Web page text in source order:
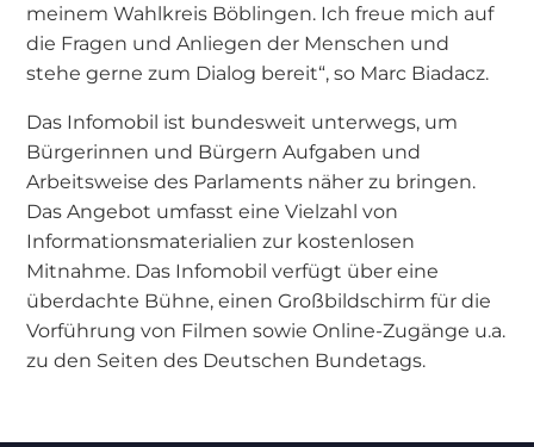
meinem Wahlkreis Böblingen. Ich freue mich auf
die Fragen und Anliegen der Menschen und
stehe gerne zum Dialog bereit“, so Marc Biadacz.
Das Infomobil ist bundesweit unterwegs, um
Bürgerinnen und Bürgern Aufgaben und
Arbeitsweise des Parlaments näher zu bringen.
Das Angebot umfasst eine Vielzahl von
Informationsmaterialien zur kostenlosen
Mitnahme. Das Infomobil verfügt über eine
überdachte Bühne, einen Großbildschirm für die
Vorführung von Filmen sowie Online-Zugänge u.a.
zu den Seiten des Deutschen Bundetags.